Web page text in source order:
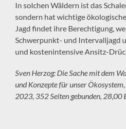
In solchen Wäldern ist das
sondern hat wichtige
Jagd findet ihre Berechtigung,
Schwerpunkt- und Intervalljagd
und kostenintensive Ansitz-
Sven Herzog: Die Sache mit dem
und Konzepte für unser
2023, 352 Seiten gebunden, 28,00